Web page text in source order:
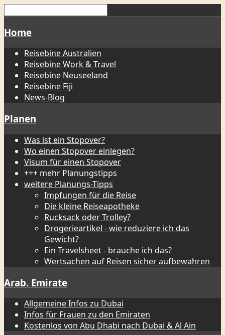
Home
Reisebine Australien
Reisebine Work & Travel
Reisebine Neuseeland
Reisebine Fiji
News-Blog
Planen
Was ist ein Stopover?
Wo einen Stopover einlegen?
Visum für einen Stopover
+++ mehr Planungstipps
weitere Planungs-Tipps
Impfungen für die Reise
Die kleine Reiseapotheke
Rucksack oder Trolley?
Drogerieartikel - wie reduziere ich das
Gewicht?
Ein Travelsheet - brauche ich das?
Wertsachen auf Reisen sicher aufbewahren
Arab. Emirate
Allgemeine Infos zu Dubai
Infos für Frauen zu den Emiraten
Kostenlos von Abu Dhabi nach Dubai & Al Ain